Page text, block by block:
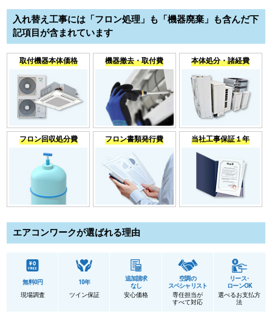
入れ替え工事には「フロン処理」も「機器廃棄」も含んだ下
記項目が含まれています
取付機器本体価格 機器撤去・取付費 本体処分・諸経費
フロン回収処分費 フロン書類発行費 当社工事保証１年
エアコンワークが選ばれる理由
無料0円
現場調査
10年
ツイン保証
追加請求
なし
安心価格
空調の
スペシャリスト
専任担当が
すべて対応
リース･
ローンOK
選べるお支払方
法